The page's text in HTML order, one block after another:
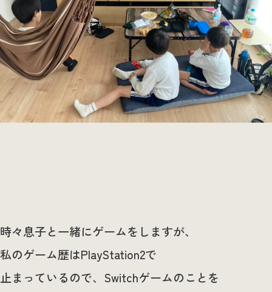
時々息子と一緒にゲームをしますが、
私のゲーム歴はPlayStation2で
止まっているので、Switchゲームのことを